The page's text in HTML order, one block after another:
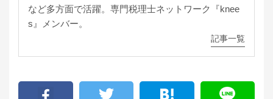
など多方面で活躍。専門税理士ネットワーク『knee
s』メンバー。
記事一覧